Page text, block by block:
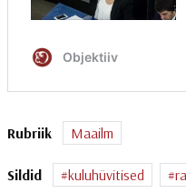
Rubriik Maailm
Sildid kuluhüvitised